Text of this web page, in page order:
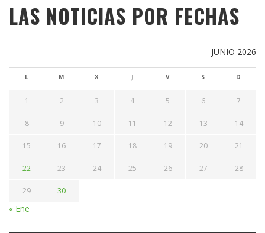
LAS NOTICIAS POR FECHAS
JUNIO 2026
L M X J V S D
1 2 3 4 5 6 7
8 9 10 11 12 13 14
15 16 17 18 19 20 21
22 23 24 25 26 27 28
29 30
« Ene